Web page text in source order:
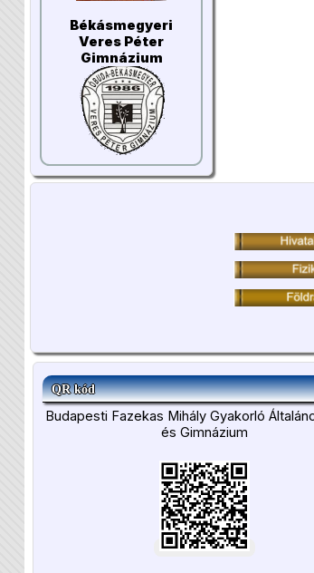
Békásmegyeri
Veres Péter
Gimnázium
QR kód
Budapesti Fazekas Mihály Gyakorló
és Gimnázium